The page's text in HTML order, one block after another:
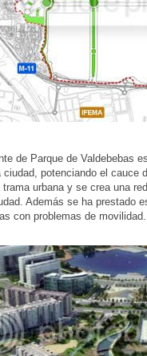
de Parque de Valdebebas
potenciando el cauce
urbana y se crea una
Además se ha prestado
con problemas de movilidad.